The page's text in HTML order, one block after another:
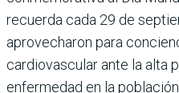
recuerda cada 29 de
aprovecharon para
cardiovascular ante la alta
enfermedad en la población.